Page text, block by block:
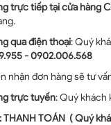
trực tiếptại cửa hàng
qua điện thoại:Quý
- 0902.006.568
nhận đơn hàngsẽ tư
trực tuyến:Quý khách
THANH TOÁN ( Quý